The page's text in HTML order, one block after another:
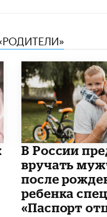
В России
вручать
после
ребенка
«Паспорт